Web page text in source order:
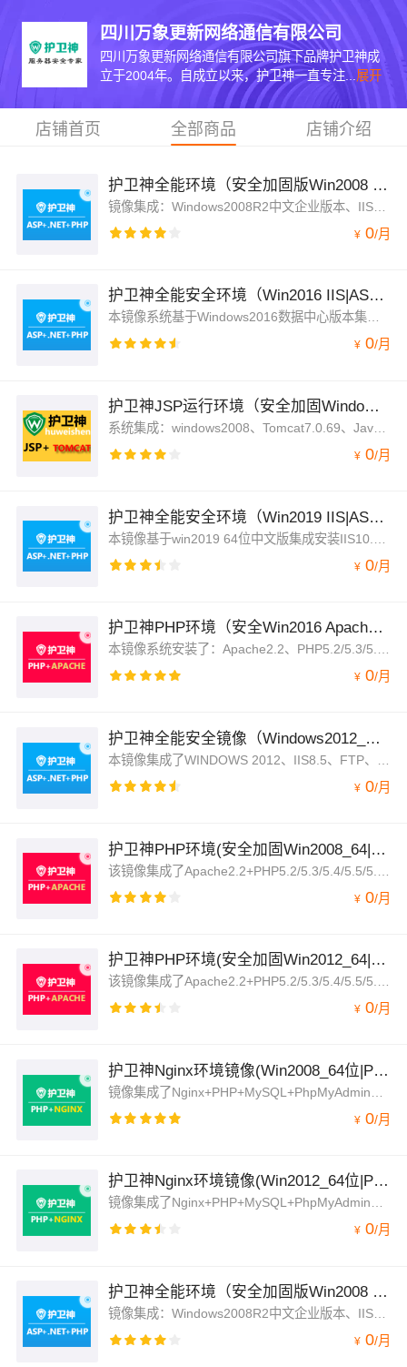
四川万象更新网络通信有限公司
四川万象更新网络通信有限公司旗下品牌护卫神成
立于2004年。自成立以来，护卫神一直专注... 展开
店铺首页 全部商品 店铺介绍
护卫神全能环境（安全加固版Win2008 64位|ASP|PHP |.NET）
¥ 0/月
护卫神全能安全环境（Win2016 IIS|ASP|PHP|.NET）
本镜像系统基于Windows2016数据中心版本集成安装了：IIS、FTP、ASP、ASP.net2.0/3.5/4.0/4.7、PHP5.2/5.3/5.4/5.5/5.6/7.0/7.1
¥ 0/月
护卫神JSP运行环境（安全加固Windows2008_64|JSP|TOMCAT)
¥ 0/月
护卫神全能安全环境（Win2019 IIS|ASP|PHP|.NET）
¥ 0/月
护卫神PHP环境（安全Win2016 Apache|PHP多版本）
本镜像系统安装了：Apache2.2、PHP5.2/5.3/5.4/5.5/5.6/7、MySQL5.5、Memcached、FTP、主机面板、网页木马专杀工具等。
¥ 0/月
护卫神全能安全镜像（Windows2012_R2_64位ASP|PHP|ASP.NET）
¥ 0/月
护卫神PHP环境(安全加固Win2008_64|PHP|APache)
¥ 0/月
护卫神PHP环境(安全加固Win2012_64|PHP|Apache)
¥ 0/月
护卫神Nginx环境镜像(Win2008_64位|PHP|Nginx)
¥ 0/月
护卫神Nginx环境镜像(Win2012_64位|PHP|Nginx)
镜像集成了Nginx+PHP+MySQL+PhpMyAdmin+FileZilla FTP，支持可视化的网站管理，支持不同网站使用不同的PHP版本，方便广大用户使用。
¥ 0/月
护卫神全能环境（安全加固版Win2008 64位|ASP|PHP |.NET）
¥ 0/月